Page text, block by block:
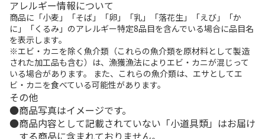
アレルギー情報について
商品に「小麦」「そば」「卵」「乳」「落花生」「えび」「か
に」「くるみ」のアレルギー特定8品目を含んでいる場合に品目名
を表示します。
※エビ・カニを除く魚介類（これらの魚介類を原材料として製造
された加工品も含む）は、漁獲漁法によりエビ・カニが混じって
いる場合があります。 また、これらの魚介類は、エサとしてエ
ビ・カニを食べている可能性があります。
その他
商品写真はイメージです。
商品内容として記載されていない「小道具類」はお届け
する商品に含まれておりません。